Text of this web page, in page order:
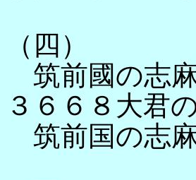
（四）
筑前國の志
３６６８大
筑前国の志